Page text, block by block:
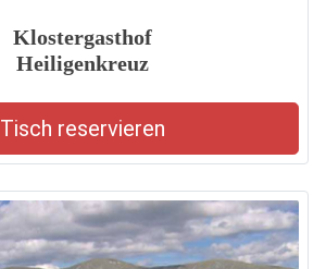
Klostergasthof
Heiligenkreuz
Tisch reservieren